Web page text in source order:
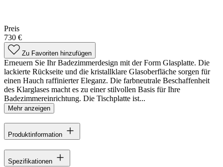
Preis
730 €
Zu Favoriten hinzufügen
Erneuern Sie Ihr Badezimmerdesign mit der Form Glasplatte. Die
lackierte Rückseite und die kristallklare Glasoberfläche sorgen für
einen Hauch raffinierter Eleganz. Die farbneutrale Beschaffenheit
des Klarglases macht es zu einer stilvollen Basis für Ihre
Badezimmereinrichtung. Die Tischplatte ist...
Mehr anzeigen
Produktinformation
Spezifikationen